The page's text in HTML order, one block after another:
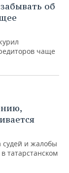
об
чаще
судей и жалобы
татарстанском